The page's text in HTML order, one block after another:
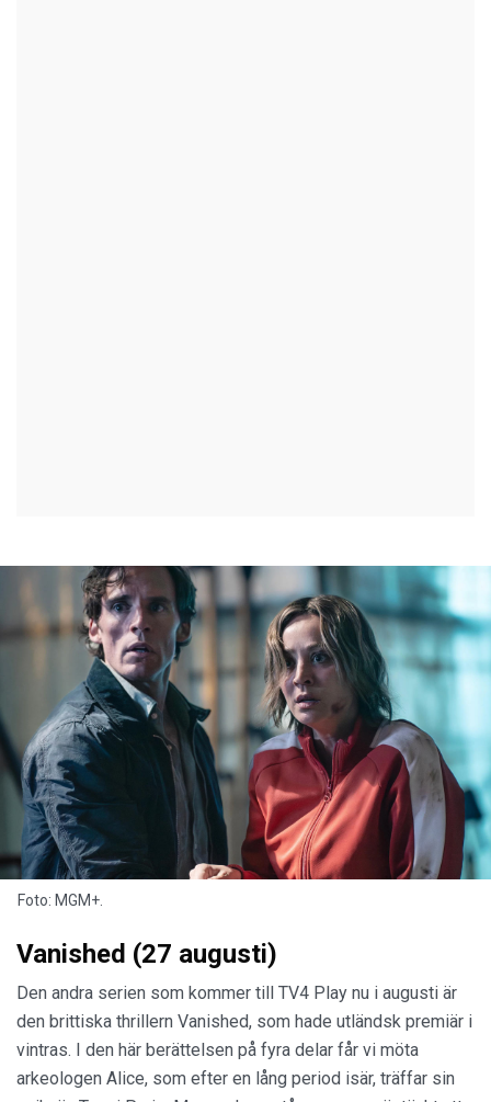
Foto: MGM+.
Vanished (27 augusti)
Den andra serien som kommer till TV4 Play nu i augusti är
den brittiska thrillern Vanished, som hade utländsk premiär i
vintras. I den här berättelsen på fyra delar får vi möta
arkeologen Alice, som efter en lång period isär, träffar sin